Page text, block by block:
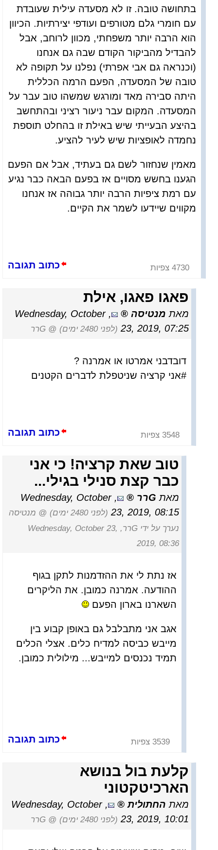
בתחושה טובה. זו לא מסעדה עילית שעובדת
עם חומרי גלם מטורפים ועודפי יצירתיות. הכיוון
הוא הרבה יותר משפחתי, מכוון לרוחב, אבל
להבדיל מהביקור הקודם שבה גם אנחנו
(וכנראה גם אבי אפרתי) נפלנו על תקופה לא
טובה של המסעדה, הפעם הרמה הכללית
היתה סבירה מאד ומורגש שמשהו טוב עבר על
המסעדה. המקום עבר ניעור רציני ובהתחשב
בהיצע הבעייתי שיש באילת זו בהחלט תוספת
נחמדה לאופציות שיש לעיר להציע.
מאמין שנחזור לשם גם בעתיד, אבל אם הפעם
הגענו בחשש מסויים אז בפעם הבאה כבר נגיע
עם רמת ציפיות הרבה יותר גבוהה אז אנחנו
מקווים שיידעו לשמר את הקיים.
כתוב תגובה 4730 צפיות
פאגו פאגו, אילת
מאת מנטיסה ,
Wednesday, October
23, 2019, 07:25 (לפני 2480 ימים) @ Gרר
דובדבני אמרטו או אמרנה ?
#אני קרציה שניטפלת לדברים הקטנים
כתוב תגובה 3548 צפיות
טוב שאת קרציה! כי אני
כבר קצת סנילי בגילי...
מאת Gרר ,
Wednesday, October
23, 2019, 08:15 (לפני 2480 ימים) @ מנטיסה
נערך על ידי Gרר, Wednesday, October 23,
2019, 08:36
אז נתת לי את ההזדמנות לתקן בגוף
ההודעה. אמרנה כמובן. את הליקרים
השארנו בארון הפעם
אגב אני מתבלבל גם באופן קבוע בין
מייבש כביסה למדיח כלים. אצלי הכלים
תמיד נכנסים למייבש... מילולית כמובן.
כתוב תגובה 3539 צפיות
קלעת בול בנושא
הארכיטקטוני
מאת החתולית ,
Wednesday, October
23, 2019, 10:01 (לפני 2480 ימים) @ Gרר